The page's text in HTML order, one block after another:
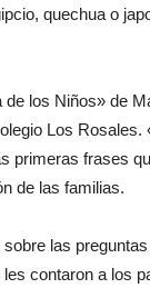
quechua o
los Niños» de
Los
primeras frases
de las familias.
las
contaron a los